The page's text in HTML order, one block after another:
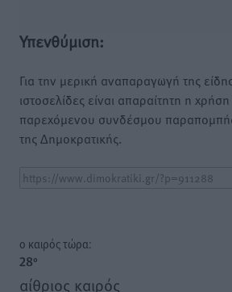
Υπενθύμιση:
Για την μερική αναπαραγωγή της
ιστοσελίδες είναι απαραίτητη η
παρεχόμενου συνδέσμου
της Δημοκρατικής.
o καιρός τώρα:
28°
αίθριος καιρός